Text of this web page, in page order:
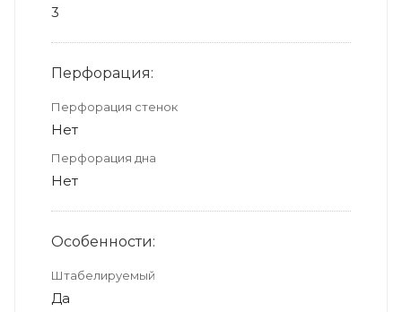
3
Перфорация:
Перфорация стенок
Нет
Перфорация дна
Нет
Особенности:
Штабелируемый
Да